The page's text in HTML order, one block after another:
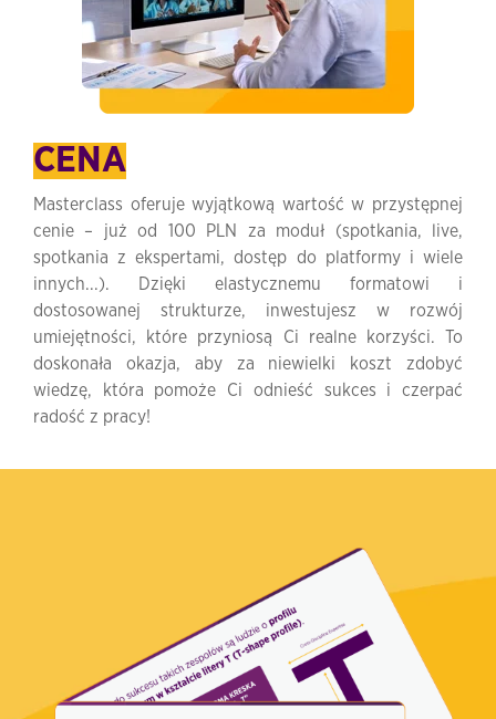
CENA
Masterclass oferuje wyjątkową wartość w przystępnej
cenie – już od 100 PLN za moduł (spotkania, live,
spotkania z ekspertami, dostęp do platformy i wiele
innych...). Dzięki elastycznemu formatowi i
dostosowanej strukturze, inwestujesz w rozwój
umiejętności, które przyniosą Ci realne korzyści. To
doskonała okazja, aby za niewielki koszt zdobyć
wiedzę, która pomoże Ci odnieść sukces i czerpać
radość z pracy!